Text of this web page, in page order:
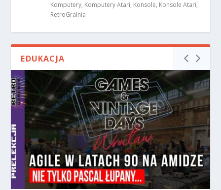
Komputery, Komputery Atari, Konsole, Konsole Atari,
RetroGralnia
EDUKACJA